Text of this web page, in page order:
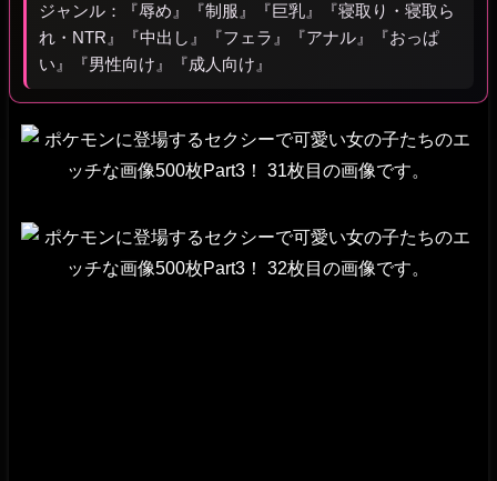
ジャンル：『辱め』『制服』『巨乳』『寝取り・寝取ら
れ・NTR』『中出し』『フェラ』『アナル』『おっぱ
い』『男性向け』『成人向け』